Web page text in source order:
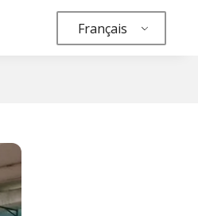
Français